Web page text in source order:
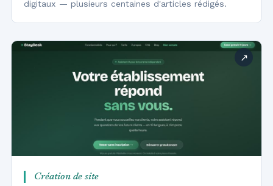
digitaux — plusieurs centaines d'articles rédigés.
Création de site